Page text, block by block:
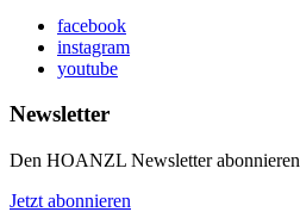
facebook
instagram
youtube
Newsletter
Den HOANZL Newsletter abonnieren
Jetzt abonnieren